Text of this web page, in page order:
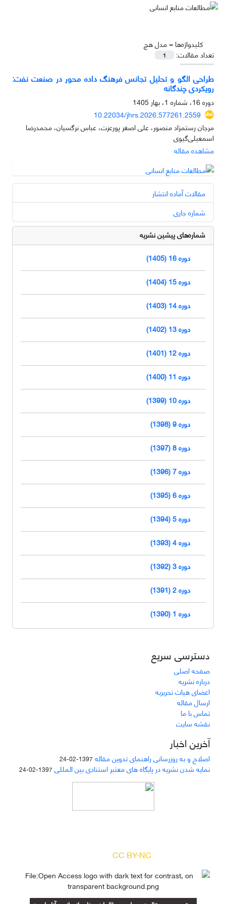
کلیدواژه‌ها =مدل هچ
تعداد مقالات:
1
طراحی الگو و تحلیل تجانس فرهنگ داده محور در صنعت نفت:
رویکردی چندگانه
دوره 16، شماره 1، بهار 1405
10.22034/jhrs.2026.577261.2559
مرجان رستمزاد منصور، علی اصغر پورعزت، عباس نرگسیان، محمدرضا
اسمعیلی‌گیوی
مشاهده مقاله
مقالات آماده انتشار
شماره جاری
شماره‌های پیشین نشریه
دوره 16 (1405)
دوره 15 (1404)
دوره 14 (1403)
دوره 13 (1402)
دوره 12 (1401)
دوره 11 (1400)
دوره 10 (1399)
دوره 9 (1398)
دوره 8 (1397)
دوره 7 (1396)
دوره 6 (1395)
دوره 5 (1394)
دوره 4 (1393)
دوره 3 (1392)
دوره 2 (1391)
دوره 1 (1390)
دسترسی سریع
صفحه اصلی
درباره نشریه
اعضای هیات تحریریه
ارسال مقاله
تماس با ما
نقشه سایت
آخرین اخبار
اصلاح و به روزرسانی راهنمای تدوین مقاله 1397-02-24
نمایه شدن نشریه در پایگاه های معتبر استنادی بین المللی 1397-02-24
CC BY-NC